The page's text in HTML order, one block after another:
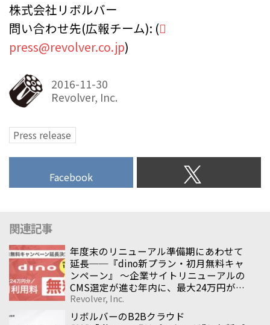
株式会社リボルバー
問い合わせ先(広報チーム): (
press@revolver.co.jp)
2016-11-30
Revolver, Inc.
Press release
Facebook
関連記事
年度末のリニューアル準備期にあわせて
延長──『dino新プラン・初月無料キャ
ンペーン』 〜企業サイトリニューアルの
CMS選定が進む年内に、最大24万円が無
料になる導入支援施策〜
Revolver, Inc.
リボルバーのB2Bクラウド